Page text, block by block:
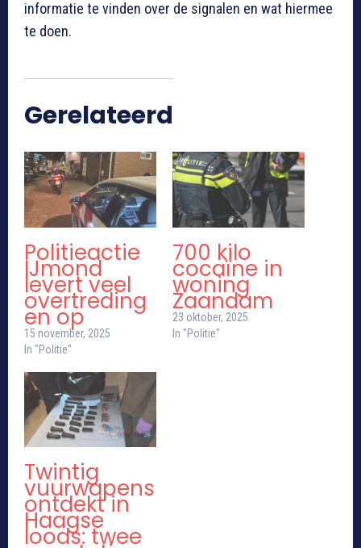
informatie te vinden over de signalen en wat hiermee
te doen.
Gerelateerd
Politieactie
IJmond
levert veel
overtreding
en op
15 november, 2025
In "Politie"
700 kilo
cocaïne in
woning
Zaandam
23 oktober, 2025
In "Politie"
Twintig
vuurwapens
ontdekt in
Haagse
loods: twee